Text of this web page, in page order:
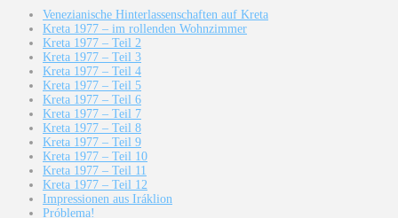
Venezianische Hinterlassenschaften auf Kreta
Kreta 1977 – im rollenden Wohnzimmer
Kreta 1977 – Teil 2
Kreta 1977 – Teil 3
Kreta 1977 – Teil 4
Kreta 1977 – Teil 5
Kreta 1977 – Teil 6
Kreta 1977 – Teil 7
Kreta 1977 – Teil 8
Kreta 1977 – Teil 9
Kreta 1977 – Teil 10
Kreta 1977 – Teil 11
Kreta 1977 – Teil 12
Impressionen aus Iráklion
Próblema!